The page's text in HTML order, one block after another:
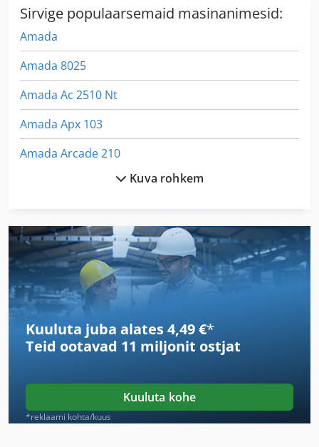
Sirvige populaarsemaid masinanimesid:
Amada
Amada 8025
Amada Ac 2510 Nt
Amada Apx 103
Amada Arcade 210
Amada Arcade 212
Amada Ctb 400
Amada Em 2510 Nt
Amada Emz
Amada Europe 245
Amada Europe 258
Amada Fo 3015
Amada Ha 250
Kuva rohkem
Kuuluta juba alates 4,49 €*
Teid ootavad 11 miljonit ostjat
Kuuluta kohe
*reklaami kohta/kuus